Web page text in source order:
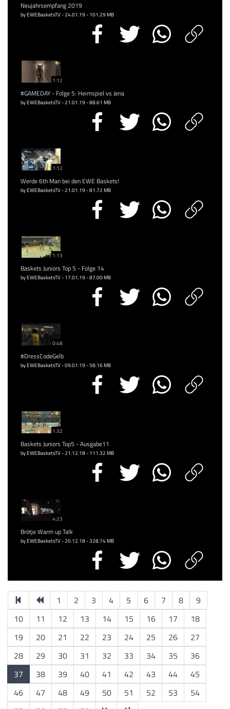
Neujahrsempfang 2019
by EWEBasketsTV - 24.01.19 - 101.29 MB
1:12
#GAMEDAY - Folge 5: Heimspiel vs Jena
by EWEBasketsTV - 21.01.19 - 88.61 MB
1:12
Werde 6th Man bei den EWE Baskets!
by EWEBasketsTV - 21.01.19 - 81.72 MB
1:13
Baskets Juniors Top 5 - Folge 14
by EWEBasketsTV - 17.01.19 - 87.00 MB
0:48
#DressCodeGelb
by EWEBasketsTV - 09.01.19 - 58.16 MB
1:32
Baskets Juniors Top5 - Ausgabe11
by EWEBasketsTV - 21.12.18 - 111.32 MB
4:23
Brötje Warm up Talk
by EWEBasketsTV - 20.12.18 - 328.74 MB
1 2 3 4 5 6 7 8
9
10
11 12 13 14 15 16 17
18
19
20 21 22 23 24 25 26
27
28
29 30 31 32 33 34 35
36
37
38 39 40 41 42 43 44
45
46
47 48 49 50 51 52 53
54